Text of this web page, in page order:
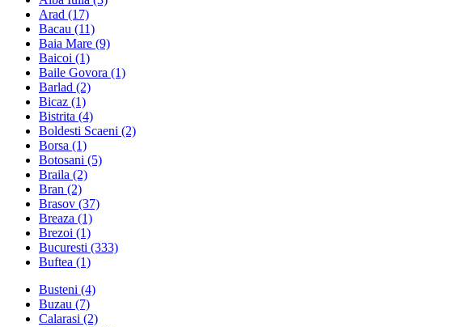
Arad (17)
Bacau (11)
Baia Mare (9)
Baicoi (1)
Baile Govora (1)
Barlad (2)
Bicaz (1)
Bistrita (4)
Boldesti Scaeni (2)
Borsa (1)
Botosani (5)
Braila (2)
Bran (2)
Brasov (37)
Breaza (1)
Brezoi (1)
Bucuresti (333)
Buftea (1)
Busteni (4)
Buzau (7)
Calarasi (2)